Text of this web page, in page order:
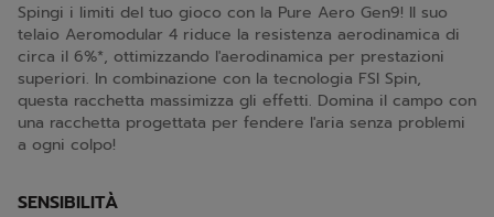
Spingi i limiti del tuo gioco con la Pure Aero Gen9! Il suo
telaio Aeromodular 4 riduce la resistenza aerodinamica di
circa il 6%*, ottimizzando l'aerodinamica per prestazioni
superiori. In combinazione con la tecnologia FSI Spin,
questa racchetta massimizza gli effetti. Domina il campo con
una racchetta progettata per fendere l'aria senza problemi
a ogni colpo!
SENSIBILITÀ